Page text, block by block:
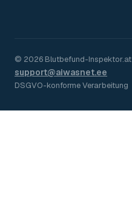
© 2026 Blutbefund-Inspektor.at
support@aiwasnet.ee
DSGVO-konforme Verarbeitung